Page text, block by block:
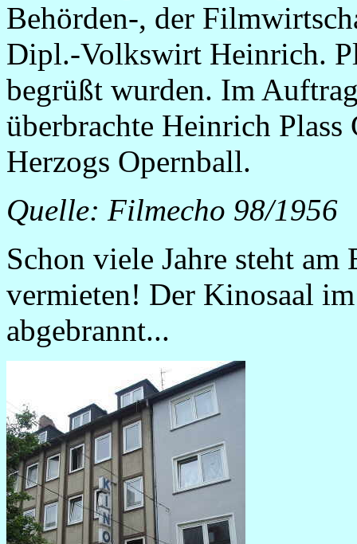
Behörden-, der
Dipl.-Volkswirt Heinrich.
begrüßt wurden. Im
überbrachte Heinrich
Herzogs Opernball.
Quelle: Filmecho 98/1956
Schon viele Jahre steht
vermieten! Der Kinosaal
abgebrannt...